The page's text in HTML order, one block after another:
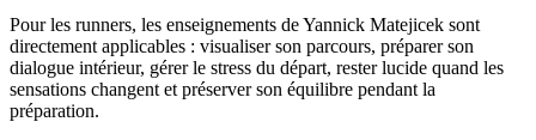
Pour les runners, les enseignements de Yannick Matejicek sont
directement applicables : visualiser son parcours, préparer son
dialogue intérieur, gérer le stress du départ, rester lucide quand les
sensations changent et préserver son équilibre pendant la
préparation.